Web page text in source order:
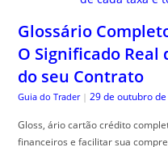
Glossário
O Significado Real
do seu Contrato
Guia do Trader | 29 de outubro
Gloss, ário cartão crédito
financeiros e facilitar sua